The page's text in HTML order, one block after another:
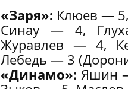
«Заря»: Клюев —
Синау — 4,
Журавлев — 4,
Лебедь — 3
«Динамо»: Яшин